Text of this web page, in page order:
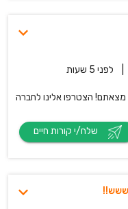
לפני 5 שעות
הצטרפו אלינו לחברה